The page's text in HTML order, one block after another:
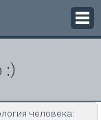
:)
человека: